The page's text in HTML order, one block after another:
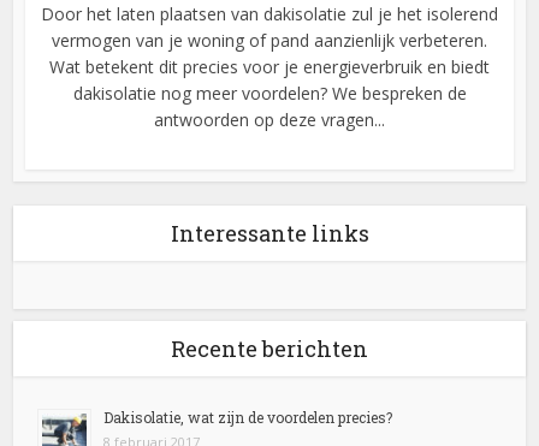
Door het laten plaatsen van dakisolatie zul je het isolerend
vermogen van je woning of pand aanzienlijk verbeteren.
Wat betekent dit precies voor je energieverbruik en biedt
dakisolatie nog meer voordelen? We bespreken de
antwoorden op deze vragen...
Interessante links
Recente berichten
Dakisolatie, wat zijn de voordelen precies?
8 februari 2017